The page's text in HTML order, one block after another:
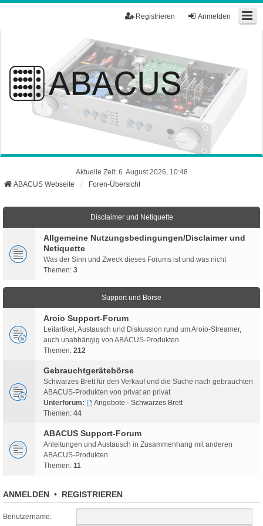
Anmelden
Registrieren
Aktuelle Zeit: 6. August 2026, 10:48
ABACUS Webseite
Foren-Übersicht
Disclaimer und Netiquette
Allgemeine Nutzungsbedingungen/Disclaimer und
Netiquette
Was der Sinn und Zweck dieses Forums ist und was nicht
Themen: 3
Support und Börse
Aroio Support-Forum
Leitartikel, Austausch und Diskussion rund um Aroio-Streamer,
auch unabhängig von ABACUS-Produkten
Themen: 212
Gebrauchtgerätebörse
Schwarzes Brett für den Verkauf und die Suche nach gebrauchten
ABACUS-Produkten von privat an privat
Unterforum:
Angebote - Schwarzes Brett
Themen: 44
ABACUS Support-Forum
Anleitungen und Austausch in Zusammenhang mit anderen
ABACUS-Produkten
Themen: 11
ANMELDEN • REGISTRIEREN
Benutzername: